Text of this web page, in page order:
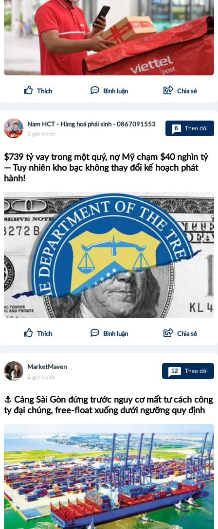
Thích Bình luận Chia sẻ
Nam HCT - Hàng hoá phái sinh - 0867091553
2 giờ trước
6 Theo dõi
$739 tỷ vay trong một quý, nợ Mỹ chạm $40 nghìn tỷ
— Tuy nhiên kho bạc không thay đổi kế hoạch phát
hành!
Thích Bình luận Chia sẻ
MarketMaven
2 giờ trước
12 Theo dõi
⚓ Cảng Sài Gòn đứng trước nguy cơ mất tư cách công
ty đại chúng, free-float xuống dưới ngưỡng quy định